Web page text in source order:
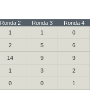
Ronda 2 Ronda 3 Ronda 4
1 1 0
2 5 6
14 9 9
1 3 2
0 0 1